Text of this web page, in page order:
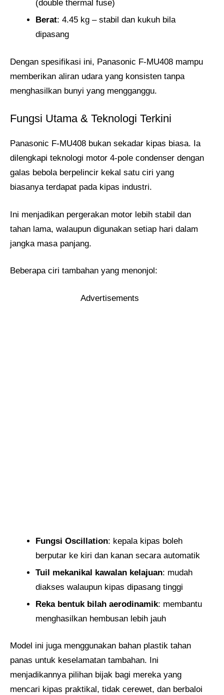
(double thermal fuse)
Berat: 4.45 kg – stabil dan kukuh bila
dipasang
Dengan spesifikasi ini, Panasonic F-MU408 mampu
memberikan aliran udara yang konsisten tanpa
menghasilkan bunyi yang mengganggu.
Fungsi Utama & Teknologi Terkini
Panasonic F-MU408 bukan sekadar kipas biasa. Ia
dilengkapi teknologi motor 4‑pole condenser dengan
galas bebola berpelincir kekal satu ciri yang
biasanya terdapat pada kipas industri.
Ini menjadikan pergerakan motor lebih stabil dan
tahan lama, walaupun digunakan setiap hari dalam
jangka masa panjang.
Beberapa ciri tambahan yang menonjol:
Advertisements
Fungsi Oscillation: kepala kipas boleh
berputar ke kiri dan kanan secara automatik
Tuil mekanikal kawalan kelajuan: mudah
diakses walaupun kipas dipasang tinggi
Reka bentuk bilah aerodinamik: membantu
menghasilkan hembusan lebih jauh
Model ini juga menggunakan bahan plastik tahan
panas untuk keselamatan tambahan. Ini
menjadikannya pilihan bijak bagi mereka yang
mencari kipas praktikal, tidak cerewet, dan berbaloi